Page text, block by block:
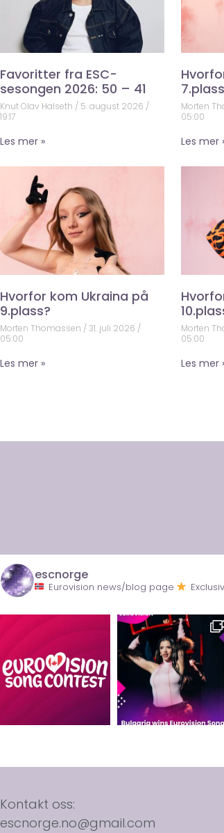
Favoritter fra ESC-
sesongen 2026: 50 – 41
Knut Olav Halseth
5. august 2026
19:17
Les mer »
Morten
05:00
Les mer
Hvorfor kom Ukraina på
9.plass?
Morten Thomassen
31. juli 2026
05:00
Les mer »
Morten
05:00
Les mer
escnorge
Eurovision news/blog page
Kontakt oss:
escnorge.no@gmail.com